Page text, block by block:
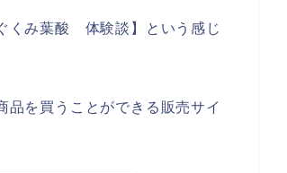
くみ葉酸 体験談】という感じ
品を買うことができる販売サイ